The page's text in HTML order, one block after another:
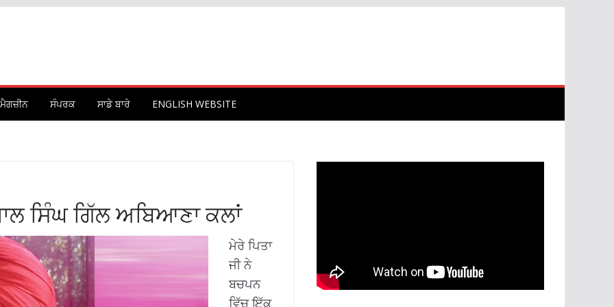
ਮੈਗਜ਼ੀਨ ਸੰਪਰਕ ਸਾਡੇ ਬਾਰੇ ENGLISH WEBSITE
ਸਿੰਘ ਗਿੱਲ ਅਬਿਆਣਾ ਕਲਾਂ
ਮੇਰੇ ਪਿਤਾ
ਜੀ ਨੇ
ਬਚਪਨ
ਵਿੱਚ ਇੱਕ